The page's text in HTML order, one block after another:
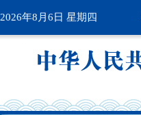
2026年8月6日 星期四